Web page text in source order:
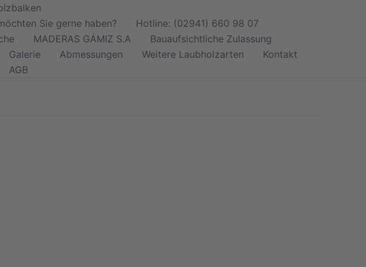
Sie gerne haben?
Hotline: (02941) 660 98 07
MADERAS GÁMIZ S.A
Bauaufsichtliche Zulassung
Galerie Abmessungen Weitere Laubholzarten
Kontakt
AGB